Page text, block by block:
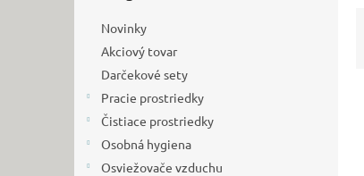
Novinky
Akciový tovar
Darčekové sety
Pracie prostriedky
Čistiace prostriedky
Osobná hygiena
Osviežovače vzduchu